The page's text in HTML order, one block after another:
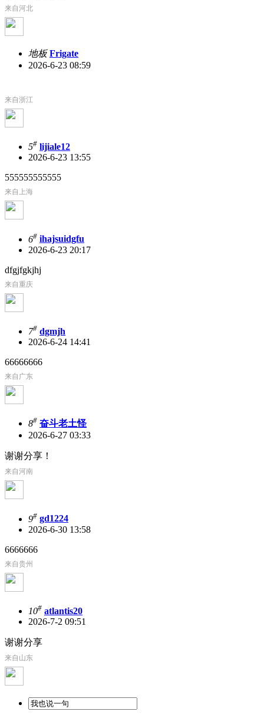
来自河北
地板 Frigate
2026-6-23 08:59
来自浙江
5# lijiale12
2026-6-23 13:55
555555555555
来自上海
6# ihajsuidgfu
2026-6-23 20:17
dfgjfgkjhj
来自重庆
7# dgmjh
2026-6-24 14:41
66666666
来自广东
8# 奋斗老土怪
2026-6-27 03:33
谢谢分享！
来自河南
9# gd1224
2026-6-30 13:58
6666666
来自贵州
10# atlantis20
2026-7-2 09:51
谢谢分享
来自山东